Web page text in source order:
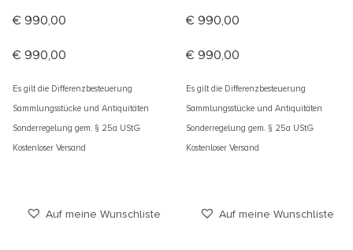
€ 990,00
€ 990,00
Es gilt die Differenzbesteuerung
Sammlungsstücke und Antiquitäten
Sonderregelung gem. § 25a UStG
Kostenloser Versand
€ 990,00
€ 990,00
Es gilt die Differenzbesteuerung
Sammlungsstücke und Antiquitäten
Sonderregelung gem. § 25a UStG
Kostenloser Versand
Auf meine Wunschliste Auf meine Wunschliste